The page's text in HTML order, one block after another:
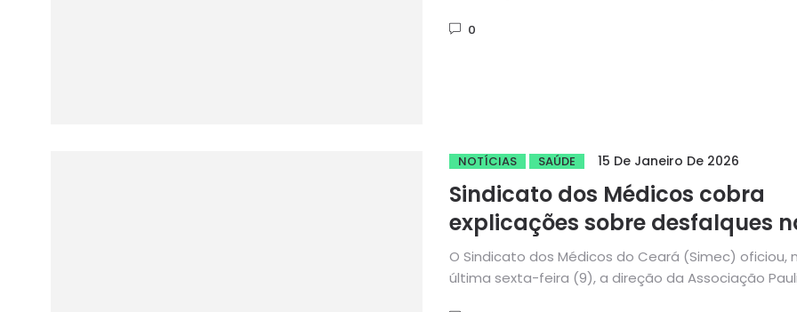
0
NOTÍCIAS SAÚDE 15 De Janeiro De 2026
Sindicato dos Médicos cobra
explicações sobre desfalques
escala de neonatologia do
Gonzaga Mota de Messejana
O Sindicato dos Médicos do Ceará (Simec) oficiou,
última sexta-feira (9), a direção da Associação